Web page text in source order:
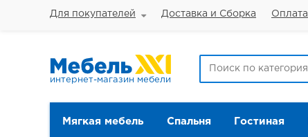
Для покупателей Доставка и Сборка Оплата
интернет-магазин мебели
Мягкая мебель Спальня Гостиная